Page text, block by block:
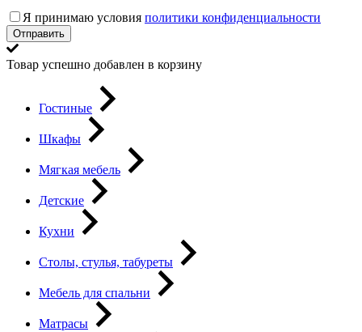
Я принимаю условия политики конфиденциальности
Отправить
Товар успешно добавлен в корзину
Гостиные
Шкафы
Мягкая мебель
Детские
Кухни
Столы, стулья, табуреты
Мебель для спальни
Матрасы